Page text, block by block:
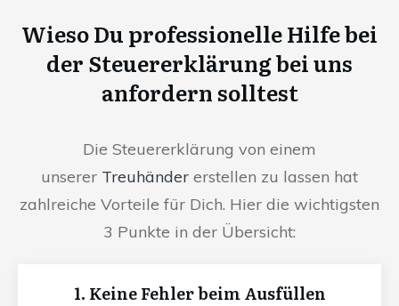
Wieso Du professionelle Hilfe bei
der Steuererklärung bei uns
anfordern solltest
Die Steuererklärung von einem
unserer Treuhänder erstellen zu lassen hat
zahlreiche Vorteile für Dich. Hier die wichtigsten
3 Punkte in der Übersicht:
1. Keine Fehler beim Ausfüllen